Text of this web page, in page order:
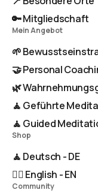
🔑 Mitgliedschaft
Mein Angebot
🌱
🤝 Personal
🌿
🧘 Geführte
🧘 Guided
Shop
🧘 Deutsch - DE
🧘‍♂️ English - EN
Community